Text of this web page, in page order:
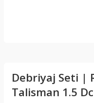
Debriyaj Seti |
Talisman 1.5